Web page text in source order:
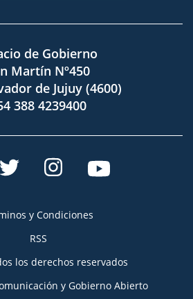
de Gobierno
Martín Nº450
de Jujuy (4600)
388 4239400
y Condiciones
RSS
los derechos reservados
y Gobierno Abierto